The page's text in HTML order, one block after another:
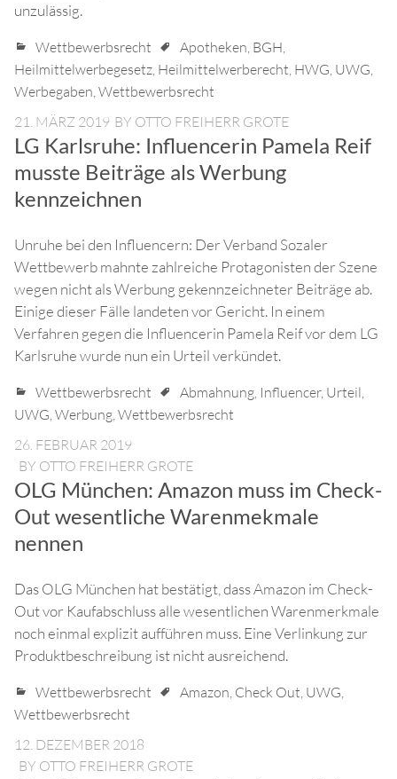
unzulässig.
Wettbewerbsrecht Apotheken, BGH,
Heilmittelwerbegesetz, Heilmittelwerberecht, HWG, UWG,
Werbegaben,Wettbewerbsrecht
21. MÄRZ 2019 BY OTTO FREIHERR GROTE
LG Karlsruhe: Influencerin Pamela Reif
musste Beiträge als Werbung
kennzeichnen
Unruhe bei den Influencern: Der Verband Sozaler
Wettbewerb mahnte zahlreiche Protagonisten der Szene
wegen nicht als Werbung gekennzeichneter Beiträge ab.
Einige dieser Fälle landeten vor Gericht. In einem
Verfahren gegen die Influencerin Pamela Reif vor dem LG
Karlsruhe wurde nun ein Urteil verkündet.
Wettbewerbsrecht Abmahnung, Influencer, Urteil,
UWG,Werbung,Wettbewerbsrecht
26. FEBRUAR 2019
BY OTTO FREIHERR GROTE
OLG München: Amazon muss im Check-
Out wesentliche Warenmekmale
nennen
Das OLG München hat bestätigt, dass Amazon im Check-
Out vor Kaufabschluss alle wesentlichen Warenmerkmale
noch einmal explizit aufführen muss. Eine Verlinkung zur
Produktbeschreibung ist nicht ausreichend.
Wettbewerbsrecht Amazon, Check Out, UWG,
Wettbewerbsrecht
12. DEZEMBER 2018
BY OTTO FREIHERR GROTE